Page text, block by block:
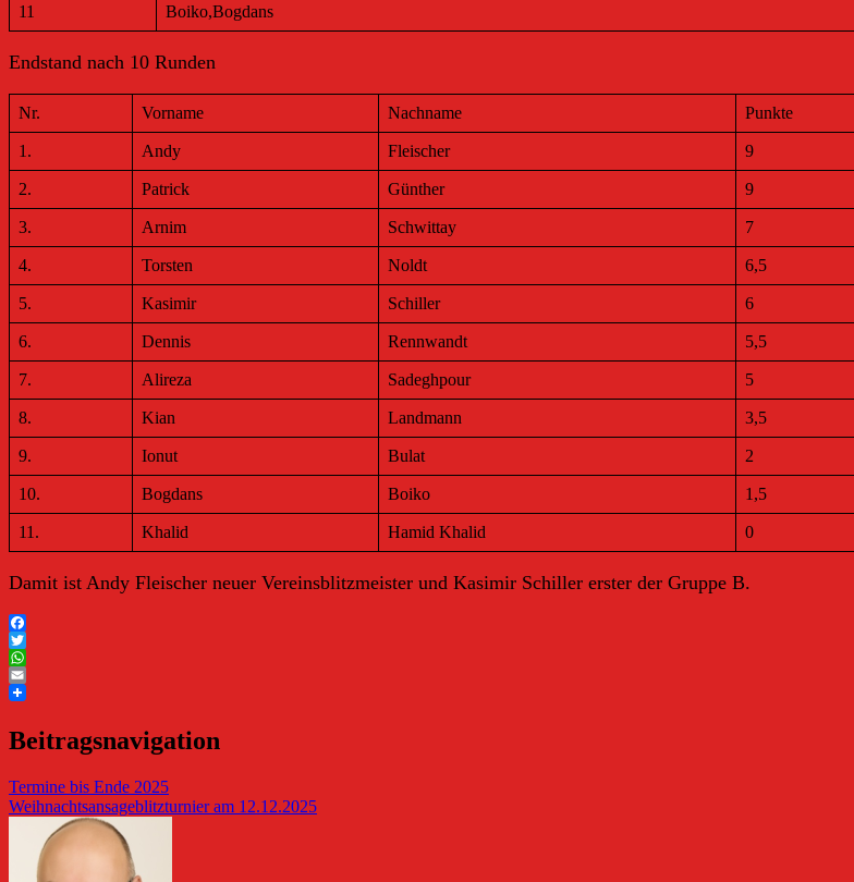
11 Boiko,Bogdans
Endstand nach 10 Runden
Nr. Vorname Nachname Punkte
1. Andy Fleischer 9
2. Patrick Günther 9
3. Arnim Schwittay 7
4. Torsten Noldt 6,5
5. Kasimir Schiller 6
6. Dennis Rennwandt 5,5
7. Alireza Sadeghpour 5
8. Kian Landmann 3,5
9. Ionut Bulat 2
10. Bogdans Boiko 1,5
11. Khalid Hamid Khalid 0
Damit ist Andy Fleischer neuer Vereinsblitzmeister und Kasimir Schiller erster der Gruppe B.
Facebook
Twitter
WhatsApp
Email
Beitragsnavigation
Termine bis Ende 2025
Weihnachtsansageblitzturnier am 12.12.2025